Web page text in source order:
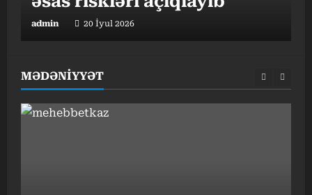
admin 20 İyul 2026
MƏDƏNİYYƏT